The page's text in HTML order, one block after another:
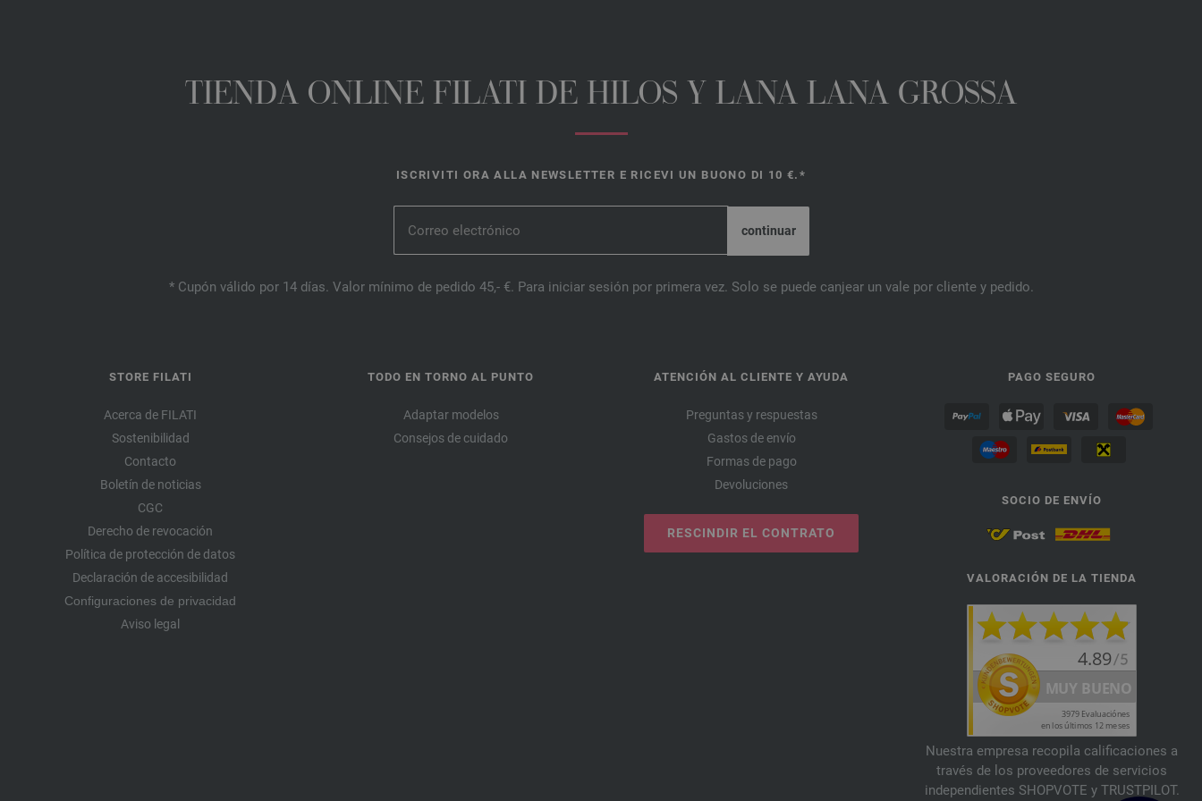
TIENDA ONLINE FILATI DE HILOS Y LANA LANA GROSSA
ISCRIVITI ORA ALLA NEWSLETTER E RICEVI UN BUONO DI 10 €.*
* Cupón válido por 14 días. Valor mínimo de pedido 45,- €. Para iniciar sesión por primera vez. Solo se puede canjear un vale por cliente y pedido.
STORE FILATI
Acerca de FILATI
Sostenibilidad
Contacto
Boletín de noticias
CGC
Derecho de revocación
Política de protección de datos
Declaración de accesibilidad
Configuraciones de privacidad
Aviso legal
TODO EN TORNO AL PUNTO
Adaptar modelos
Consejos de cuidado
ATENCIÓN AL CLIENTE Y AYUDA
Preguntas y respuestas
Gastos de envío
Formas de pago
Devoluciones
RESCINDIR EL CONTRATO
PAGO SEGURO
SOCIO DE ENVÍO
VALORACIÓN DE LA TIENDA
Nuestra empresa recopila calificaciones a
través de los proveedores de servicios
independientes SHOPVOTE y TRUSTPILOT.